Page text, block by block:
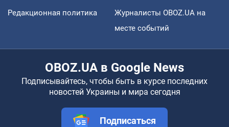
Редакционная политика
Журналисты OBOZ.UA на
месте событий
OBOZ.UA в Google News
Подписывайтесь, чтобы быть в курсе последних
новостей Украины и мира сегодня
Подписаться